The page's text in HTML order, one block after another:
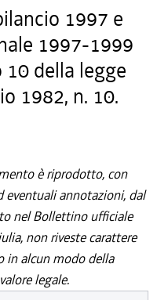
1997 e
1997-1999
della legge
1982, n. 10.
è riprodotto, con
eventuali annotazioni, dal
nel Bollettino ufficiale
non riveste carattere
in alcun modo della
legale.